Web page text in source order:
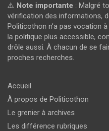
⚠️ Note importante : Malgré
vérification des informations,
Politicothon n’a pas vocation
la politique plus accessible,
drôle aussi. À chacun de se
proches recherches.
Accueil
À propos de Politicothon
Le grenier à archives
Les différence rubriques